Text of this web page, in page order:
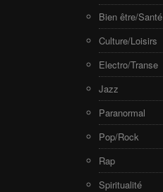
Bien être/Santé
Culture/Loisirs
Electro/Transe
Jazz
Paranormal
Pop/Rock
Rap
Spiritualité